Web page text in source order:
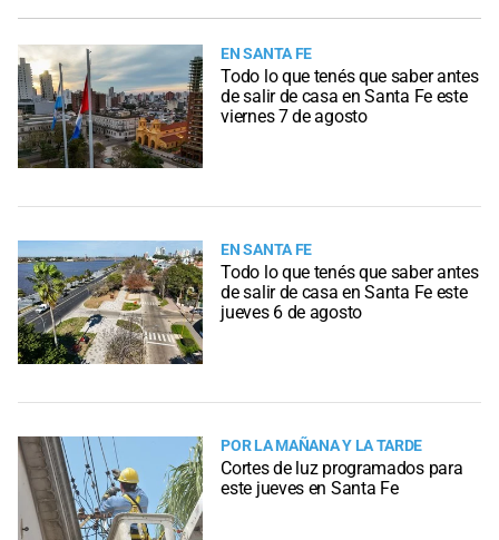
EN SANTA FE
Todo lo que tenés que saber antes
de salir de casa en Santa Fe este
viernes 7 de agosto
EN SANTA FE
Todo lo que tenés que saber antes
de salir de casa en Santa Fe este
jueves 6 de agosto
POR LA MAÑANA Y LA TARDE
Cortes de luz programados para
este jueves en Santa Fe